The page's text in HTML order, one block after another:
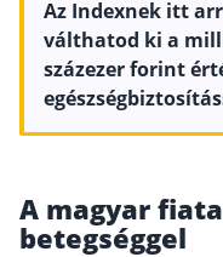
Az Indexnek itt
válthatod ki a
százezer forint
A magyar
betegséggel